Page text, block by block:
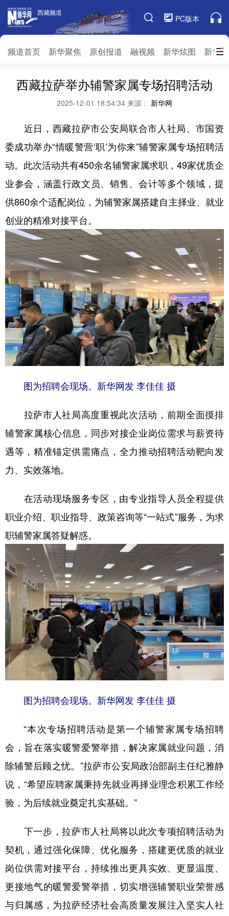
西藏频道
PC版本
频道首页 新华聚焦 原创报道 融视频 新华炫图 新华
西藏频道
频道栏目
频道首页 新华聚焦 原创报道
融视频
新华访谈 新华云直播
对口援藏
生态西藏 文化旅游
乡村振兴
推广信息
西藏拉萨举办辅警家属专场招聘活动
2025-12-01 18:54:34 来源： 新华网
近日，西藏拉萨市公安局联合市人社局、市国资
委成功举办“情暖警营‘职’为你来”辅警家属专场招聘活
动。此次活动共有450余名辅警家属求职，49家优质企
业参会，涵盖行政文员、销售、会计等多个领域，提
供860余个适配岗位，为辅警家属搭建自主择业、就业
创业的精准对接平台。
图为招聘会现场。新华网发 李佳佳 摄
拉萨市人社局高度重视此次活动，前期全面摸排
辅警家属核心信息，同步对接企业岗位需求与薪资待
遇等，精准锚定供需痛点，全力推动招聘活动靶向发
力、实效落地。
在活动现场服务专区，由专业指导人员全程提供
职业介绍、职业指导、政策咨询等“一站式”服务，为求
职辅警家属答疑解惑。
图为招聘会现场。新华网发 李佳佳 摄
“本次专场招聘活动是第一个辅警家属专场招聘
会，旨在落实暖警爱警举措，解决家属就业问题，消
除辅警后顾之忧。”拉萨市公安局政治部副主任纪雅静
说，“希望应聘家属秉持先就业再择业理念积累工作经
验，为后续就业奠定扎实基础。”
下一步，拉萨市人社局将以此次专项招聘活动为
契机，通过强化保障、优化服务，搭建更优质的就业
岗位供需对接平台，持续推出更具实效、更显温度、
更接地气的暖警爱警举措，切实增强辅警职业荣誉感
与归属感，为拉萨经济社会高质量发展注入坚实人社